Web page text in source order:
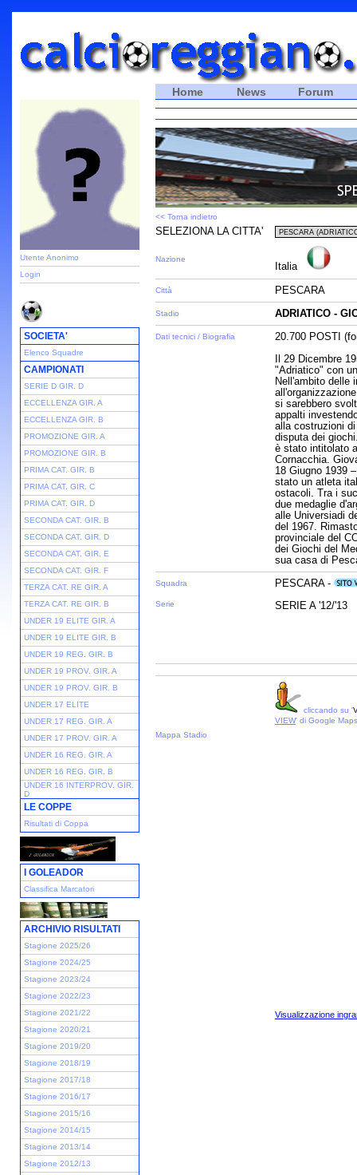
Utente Anonimo
Login
SOCIETA'
Elenco Squadre
CAMPIONATI
SERIE D GIR. D
ECCELLENZA GIR. A
ECCELLENZA GIR. B
PROMOZIONE GIR. A
PROMOZIONE GIR. B
PRIMA CAT. GIR. B
PRIMA CAT. GIR. C
PRIMA CAT. GIR. D
SECONDA CAT. GIR. B
SECONDA CAT. GIR. D
SECONDA CAT. GIR. E
SECONDA CAT. GIR. F
TERZA CAT. RE GIR. A
TERZA CAT. RE GIR. B
UNDER 19 ELITE GIR. A
UNDER 19 ELITE GIR. B
UNDER 19 REG. GIR. B
UNDER 19 PROV. GIR. A
UNDER 19 PROV. GIR. B
UNDER 17 ELITE
UNDER 17 REG. GIR. A
UNDER 17 PROV. GIR. A
UNDER 16 REG. GIR. A
UNDER 16 REG. GIR. B
UNDER 16 INTERPROV. GIR.
D
LE COPPE
Risultati di Coppa
I GOLEADOR
Classifica Marcatori
ARCHIVIO RISULTATI
Stagione 2025/26
Stagione 2024/25
Stagione 2023/24
Stagione 2022/23
Stagione 2021/22
Stagione 2020/21
Stagione 2019/20
Stagione 2018/19
Stagione 2017/18
Stagione 2016/17
Stagione 2015/16
Stagione 2014/15
Stagione 2013/14
Stagione 2012/13
Home News Forum
<< Torna indietro
SELEZIONA LA CITTA'
Nazione
Italia
Città PESCARA
Stadio ADRIATICO -
Dati tecnici / Biografia
20.700 POSTI
Il 29 Dicembre
"Adriatico" con
Nell'ambito delle
si sarebbero
appalti
alla costruzioni
disputa dei
è stato intitolato
Cornacchia.
18 Giugno 1939
stato un atleta
ostacoli. Tra i
due medaglie
alle Universiadi
del 1967.
provinciale del
dei Giochi del
sua casa di
Squadra
Serie
PESCARA -
SERIE A '12/'13
cliccando su '
VIEW' di Google Maps
Mappa Stadio
Visualizzazione